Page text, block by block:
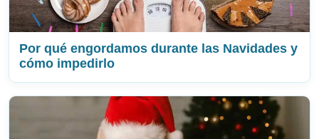
Por qué engordamos durante las Navidades y
cómo impedirlo